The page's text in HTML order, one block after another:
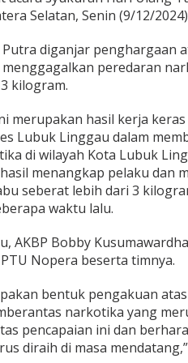
Selatan, Senin (9/12/
diganjar penghargaan
peredaran
kilogram.
merupakan hasil kerja
Lubuk Linggau dalam
di wilayah Kota Lubuk
menangkap pelaku dan
seberat lebih dari 3
waktu lalu.
AKBP Bobby
Nopera beserta timnya.
bentuk pengakuan
narkotika yang
pencapaian ini dan
diraih di masa